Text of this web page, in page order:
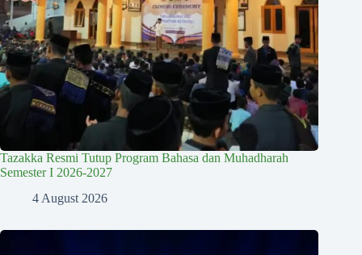
Tazakka Resmi Tutup Program Bahasa dan Muhadharah
Semester I 2026-2027
4 August 2026